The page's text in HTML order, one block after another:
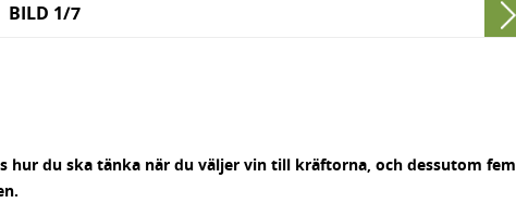
BILD 1/7
du ska tänka när du väljer vin till kräftorna, och dessutom fem